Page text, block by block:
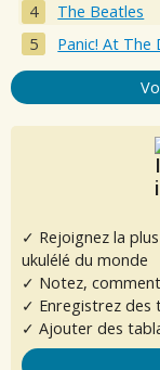
The Beatles
Panic! At The
✓ Rejoignez la
ukulélé du monde
✓ Notez,
✓ Enregistrez des
✓ Ajouter des